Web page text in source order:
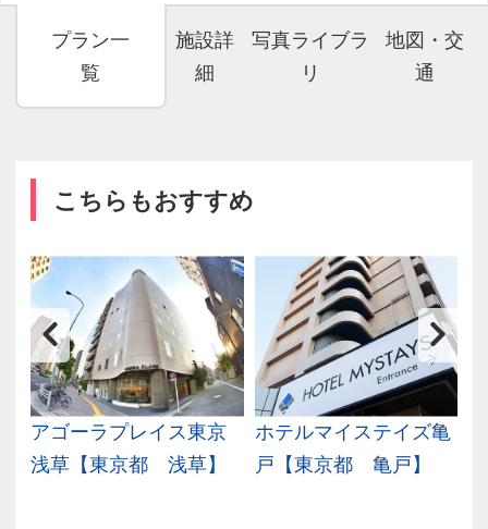
プラン一
覧
施設詳
細
写真ライブラ
リ
地図・交
通
こちらもおすすめ
アゴーラプレイス東京
浅草【東京都 浅草】
ホテルマイステイズ亀
戸【東京都 亀戸】